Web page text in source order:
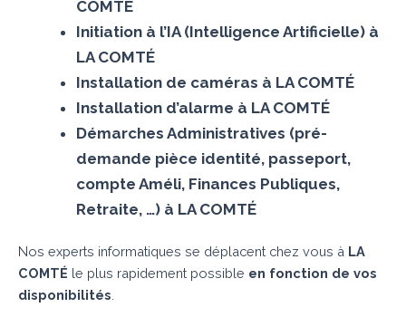
COMTÉ
Initiation à l’IA (Intelligence Artificielle) à
LA COMTÉ
Installation de caméras à LA COMTÉ
Installation d’alarme à LA COMTÉ
Démarches Administratives (pré-
demande pièce identité, passeport,
compte Améli, Finances Publiques,
Retraite, …) à LA COMTÉ
Nos experts informatiques se déplacent chez vous à LA
COMTÉ le plus rapidement possible en fonction de vos
disponibilités.